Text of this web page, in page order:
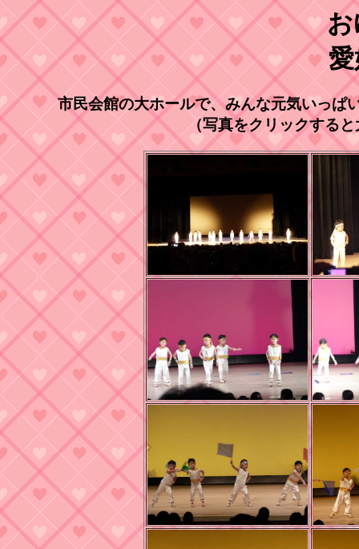
お
市民会館の大ホールで、みんな元気いっぱ
（写真をクリックする